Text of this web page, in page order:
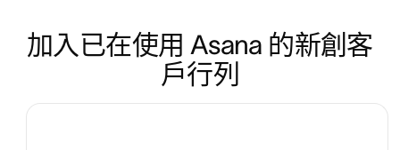
加入已在使用 Asana 的新創客
戶行列